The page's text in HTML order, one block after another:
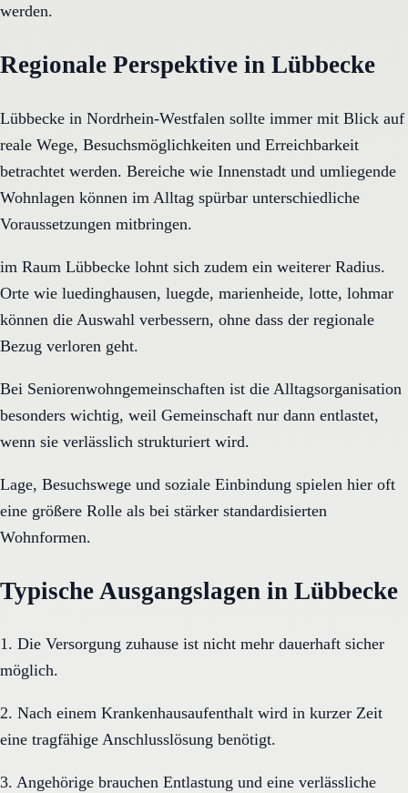
werden.
Regionale Perspektive in Lübbecke
Lübbecke in Nordrhein-Westfalen sollte immer mit Blick auf
reale Wege, Besuchsmöglichkeiten und Erreichbarkeit
betrachtet werden. Bereiche wie Innenstadt und umliegende
Wohnlagen können im Alltag spürbar unterschiedliche
Voraussetzungen mitbringen.
im Raum Lübbecke lohnt sich zudem ein weiterer Radius.
Orte wie luedinghausen, luegde, marienheide, lotte, lohmar
können die Auswahl verbessern, ohne dass der regionale
Bezug verloren geht.
Bei Seniorenwohngemeinschaften ist die Alltagsorganisation
besonders wichtig, weil Gemeinschaft nur dann entlastet,
wenn sie verlässlich strukturiert wird.
Lage, Besuchswege und soziale Einbindung spielen hier oft
eine größere Rolle als bei stärker standardisierten
Wohnformen.
Typische Ausgangslagen in Lübbecke
1. Die Versorgung zuhause ist nicht mehr dauerhaft sicher
möglich.
2. Nach einem Krankenhausaufenthalt wird in kurzer Zeit
eine tragfähige Anschlusslösung benötigt.
3. Angehörige brauchen Entlastung und eine verlässliche